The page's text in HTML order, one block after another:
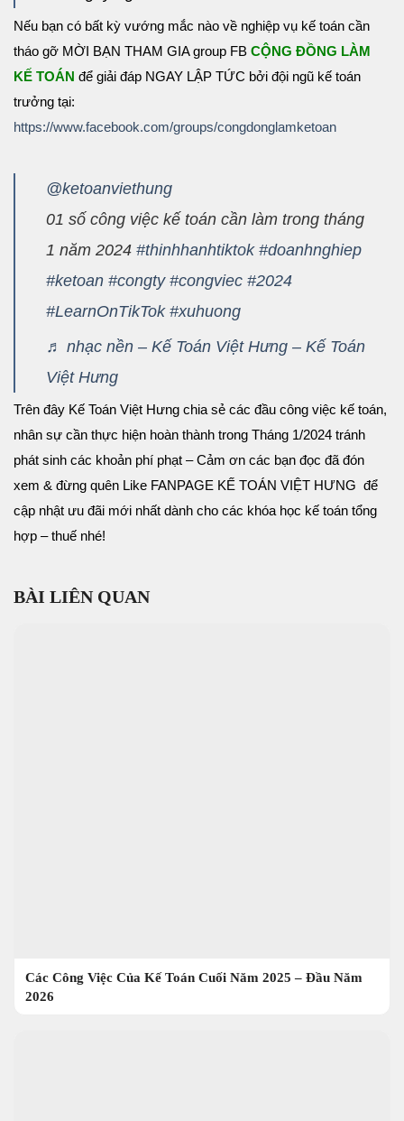
Nếu bạn có bất kỳ vướng mắc nào về nghiệp vụ kế toán cần
tháo gỡ MỜI BẠN THAM GIA group FB CỘNG ĐỒNG LÀM
KẾ TOÁN để giải đáp NGAY LẬP TỨC bởi đội ngũ kế toán
trưởng tại:
https://www.facebook.com/groups/congdonglamketoan
@ketoanviethung
01 số công việc kế toán cần làm trong tháng
1 năm 2024 #thinhhanhtiktok #doanhnghiep
#ketoan #congty #congviec #2024
#LearnOnTikTok #xuhuong
♬ nhạc nền – Kế Toán Việt Hưng – Kế Toán
Việt Hưng
Trên đây Kế Toán Việt Hưng chia sẻ các đầu công việc kế toán,
nhân sự cần thực hiện hoàn thành trong Tháng 1/2024 tránh
phát sinh các khoản phí phạt – Cảm ơn các bạn đọc đã đón
xem & đừng quên Like FANPAGE KẾ TOÁN VIỆT HƯNG để
cập nhật ưu đãi mới nhất dành cho các khóa học kế toán tổng
hợp – thuế nhé!
BÀI LIÊN QUAN
Các Công Việc Của Kế Toán Cuối Năm 2025 – Đầu Năm
2026